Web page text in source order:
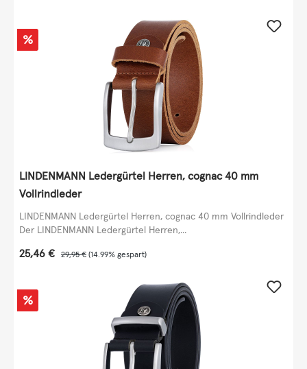
Rabatt
%
LINDENMANN Ledergürtel Herren, cognac 40 mm
Vollrindleder
LINDENMANN Ledergürtel Herren, cognac 40 mm Vollrindleder
Der LINDENMANN Ledergürtel Herren,...
Verkaufspreis:
25,46 € Regulärer Preis:
29,95 € (14.99% gespart)
Rabatt
%